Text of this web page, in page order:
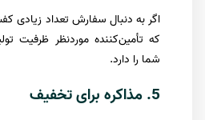
اگر به دنبال سفارش تعداد
که تأمین‌کننده موردنظر ظرفیت
شما را دارد.
5. مذاکره برای تخفیف